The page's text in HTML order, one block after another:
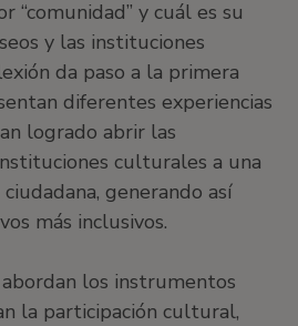
“comunidad” y cuál es su
y las instituciones
da paso a la primera
diferentes experiencias
logrado abrir las
culturales a una
generando así
más inclusivos.
los instrumentos
la participación cultural,